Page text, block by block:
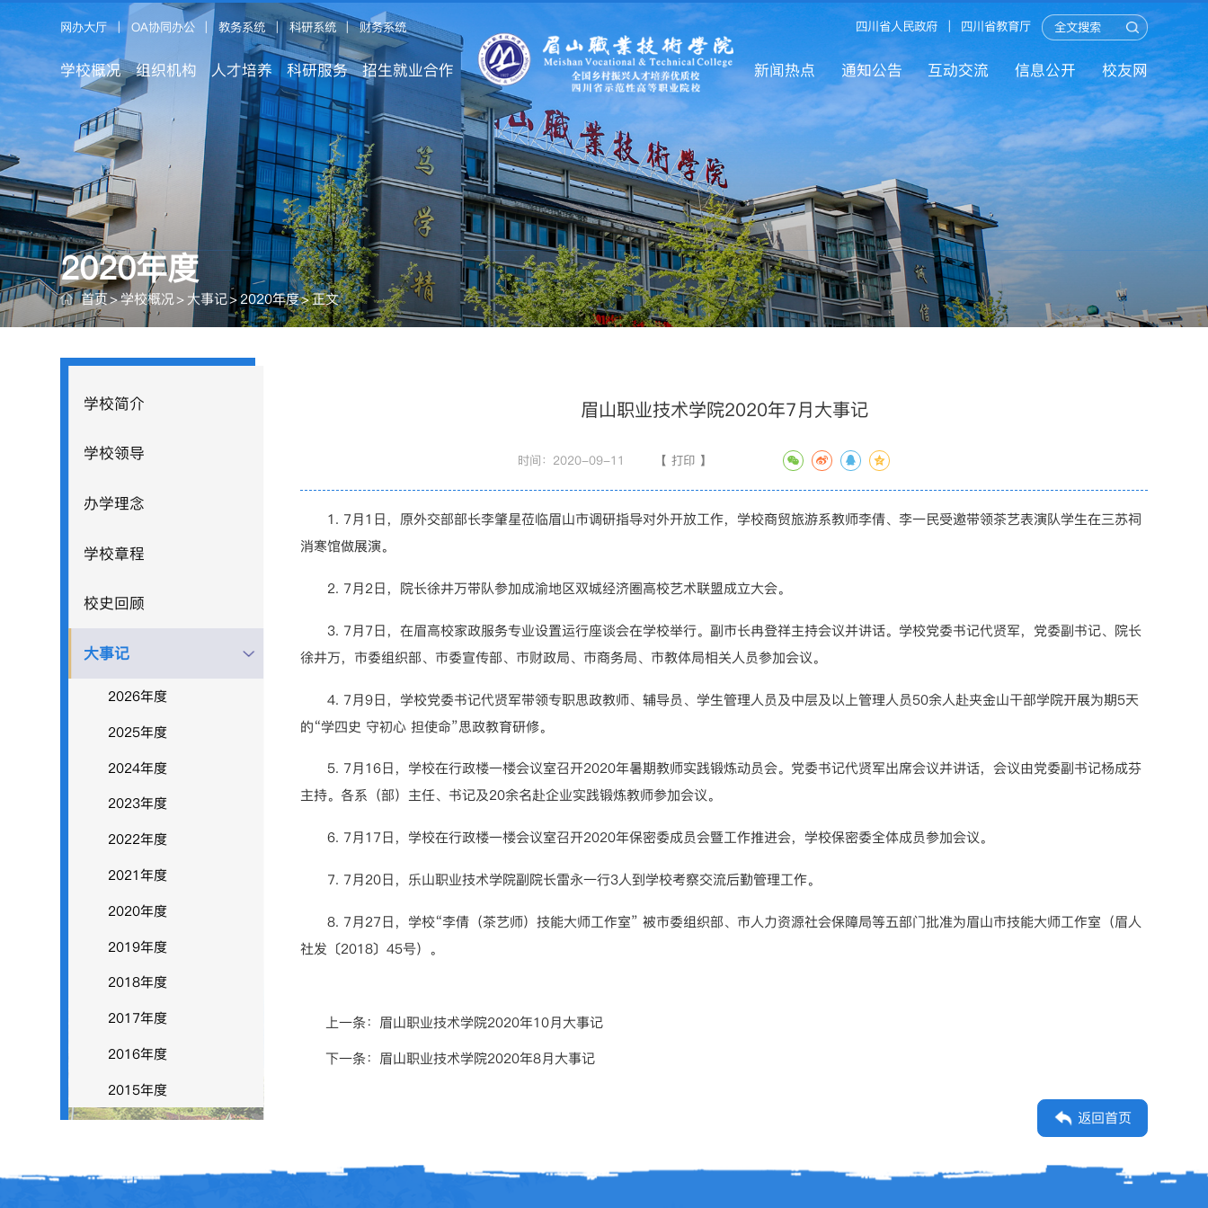
网办大厅 | OA协同办公 | 教务系统 | 科研系统 | 财务系统
学校概况 组织机构 人才培养 科研服务 招生就业合作
四川省人民政府 四川省教育厅
新闻热点 通知公告 互动交流 信息公开 校友网
2020年度
首页>学校概况>大事记>2020年度>正文
学校简介
学校领导
办学理念
学校章程
校史回顾
大事记
2026年度
2025年度
2024年度
2023年度
2022年度
2021年度
2020年度
2019年度
2018年度
2017年度
2016年度
2015年度
眉山职业技术学院2020年7月大事记
时间：2020-09-11 【 打印 】
1. 7月1日，原外交部部长李肇星莅临眉山市调研指导对外开放工作，学校商贸旅游系教师李倩、李一民受邀带领茶艺表演队学生在三苏祠
消寒馆做展演。
2. 7月2日，院长徐井万带队参加成渝地区双城经济圈高校艺术联盟成立大会。
3. 7月7日，在眉高校家政服务专业设置运行座谈会在学校举行。副市长冉登祥主持会议并讲话。学校党委书记代贤军，党委副书记、院长
徐井万，市委组织部、市委宣传部、市财政局、市商务局、市教体局相关人员参加会议。
4. 7月9日，学校党委书记代贤军带领专职思政教师、辅导员、学生管理人员及中层及以上管理人员50余人赴夹金山干部学院开展为期5天
的“学四史 守初心 担使命”思政教育研修。
5. 7月16日，学校在行政楼一楼会议室召开2020年暑期教师实践锻炼动员会。党委书记代贤军出席会议并讲话，会议由党委副书记杨成芬
主持。各系（部）主任、书记及20余名赴企业实践锻炼教师参加会议。
6. 7月17日，学校在行政楼一楼会议室召开2020年保密委成员会暨工作推进会，学校保密委全体成员参加会议。
7. 7月20日，乐山职业技术学院副院长雷永一行3人到学校考察交流后勤管理工作。
8. 7月27日，学校“李倩（茶艺师）技能大师工作室” 被市委组织部、市人力资源社会保障局等五部门批准为眉山市技能大师工作室（眉人
社发〔2018〕45号）。
上一条： 眉山职业技术学院2020年10月大事记
下一条： 眉山职业技术学院2020年8月大事记
返回首页